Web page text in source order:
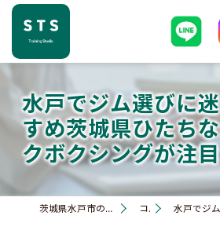
水戸でジム選びに
すめ茨城県ひたち
クボクシングが注
茨城県水戸市のジムならSTS training studio コラム 水戸でジム選びに迷う方へ